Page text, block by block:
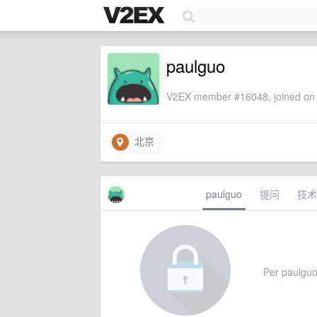
paulguo
V2EX member #16048, joined
北京
paulguo 提问 技
Per